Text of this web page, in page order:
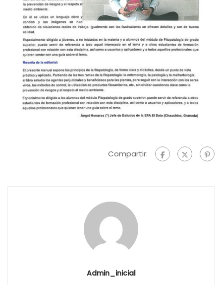
Compartir:
Admin_inicial